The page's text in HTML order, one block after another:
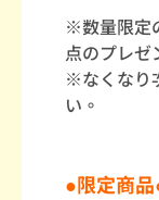
※数量限定
点のプレゼ
※なくなり
い。
●限定商